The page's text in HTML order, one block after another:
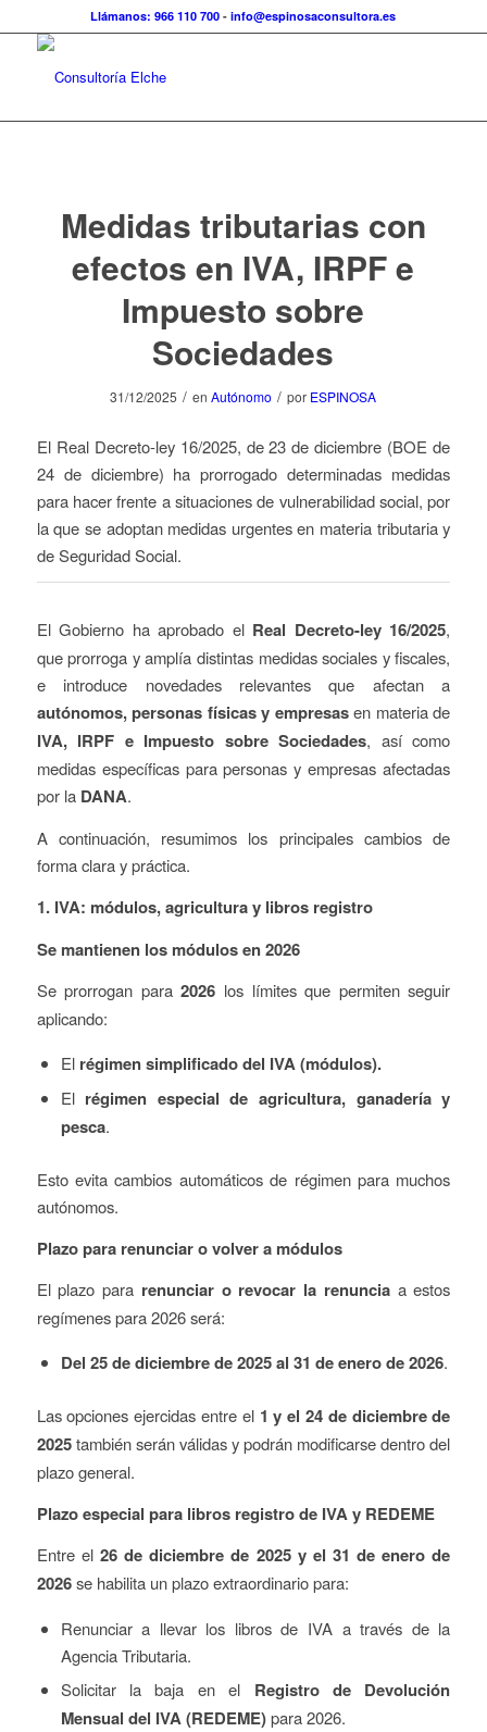
Llámanos: 966 110 700 -info@espinosaconsultora.es
Medidas tributarias con
efectos en IVA, IRPF e
Impuesto sobre
Sociedades
31/12/2025 / enAutónomo / por ESPINOSA
El Real Decreto-ley 16/2025, de 23 de diciembre (BOE de
24 de diciembre) ha prorrogado determinadas medidas
para hacer frente a situaciones de vulnerabilidad social, por
la que se adoptan medidas urgentes en materia tributaria y
de Seguridad Social.
El Gobierno ha aprobado el Real Decreto-ley 16/2025,
que prorroga y amplía distintas medidas sociales y fiscales,
e introduce novedades relevantes que afectan a
autónomos, personas físicas y empresasen materia de
IVA, IRPF e Impuesto sobre Sociedades, así como
medidas específicas para personas y empresas afectadas
por la DANA.
A continuación, resumimos los principales cambios de
forma clara y práctica.
1. IVA: módulos, agricultura y libros registro
Se mantienen los módulos en 2026
Se prorrogan para2026 los límites que permiten seguir
aplicando:
El régimen simplificado del IVA (módulos).
El régimen especial de agricultura, ganadería y
pesca.
Esto evita cambios automáticos de régimen para muchos
autónomos.
Plazo para renunciar o volver a módulos
El plazo para renunciar o revocar la renunciaa estos
regímenes para 2026 será:
Del 25 de diciembre de 2025 al 31 de enero de 2026.
Las opciones ejercidas entre el 1 y el 24 de diciembre de
2025también serán válidas y podrán modificarse dentro del
plazo general.
Plazo especial para libros registro de IVA y REDEME
Entre el 26 de diciembre de 2025 y el 31 de enero de
2026se habilita un plazo extraordinario para:
Renunciar a llevar los libros de IVA a través de la
Agencia Tributaria.
Solicitar la baja en el Registro de Devolución
Mensual del IVA (REDEME)para 2026.